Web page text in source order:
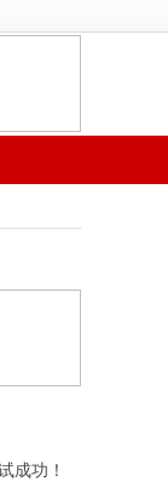
成功！